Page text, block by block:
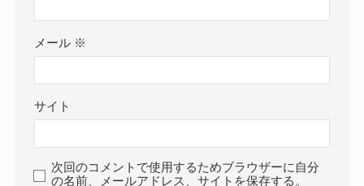
メール ※
サイト
次回のコメントで使用するためブラウザーに自分
の名前、メールアドレス、サイトを保存する。